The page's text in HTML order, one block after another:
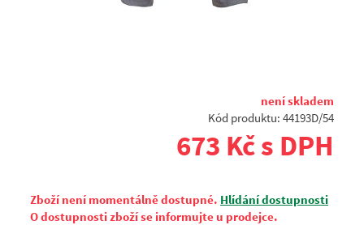
není skladem
Kód produktu: 44193D/54
673 Kč s DPH
Zboží není momentálně dostupné. Hlídání dostupnosti
O dostupnosti zboží se informujte u prodejce.